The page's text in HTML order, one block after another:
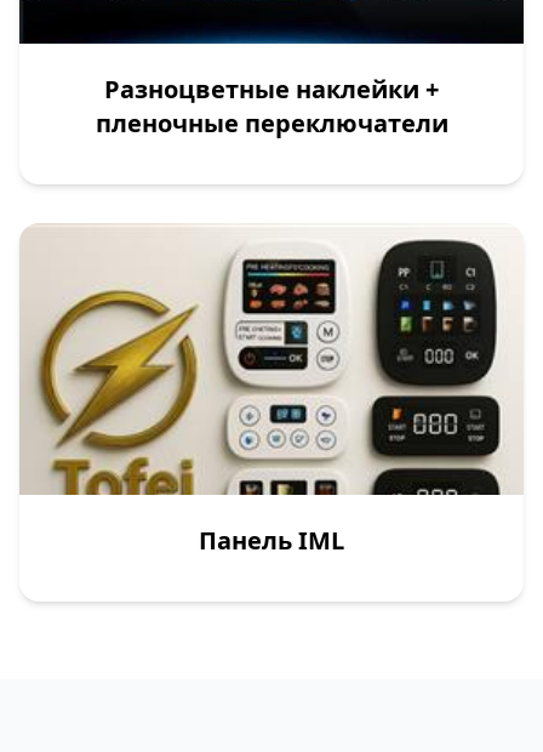
Разноцветные наклейки +
пленочные переключатели
Панель IML